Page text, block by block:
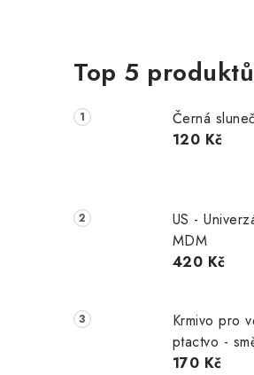
Top 5 produktů
Černá
120 Kč
US -
MDM
420 Kč
Krmivo pro
ptactvo -
170 Kč